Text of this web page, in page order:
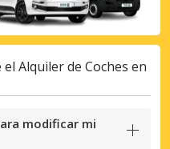
Alquiler de Coches en
modificar mi